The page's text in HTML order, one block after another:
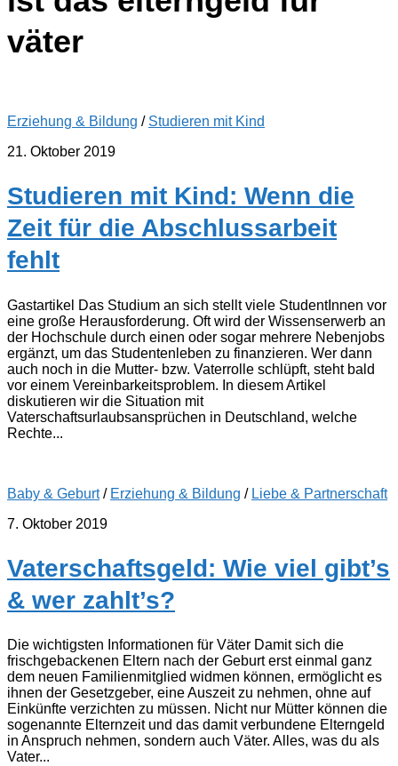
väter
Erziehung & Bildung / Studieren mit Kind
21. Oktober 2019
Studieren mit Kind: Wenn die
Zeit für die Abschlussarbeit
fehlt
Gastartikel Das Studium an sich stellt viele StudentInnen vor
eine große Herausforderung. Oft wird der Wissenserwerb an
der Hochschule durch einen oder sogar mehrere Nebenjobs
ergänzt, um das Studentenleben zu finanzieren. Wer dann
auch noch in die Mutter- bzw. Vaterrolle schlüpft, steht bald
vor einem Vereinbarkeitsproblem. In diesem Artikel
diskutieren wir die Situation mit
Vaterschaftsurlaubsansprüchen in Deutschland, welche
Rechte...
Baby & Geburt/ Erziehung & Bildung / Liebe & Partnerschaft
7. Oktober 2019
Vaterschaftsgeld: Wie viel gibt’s
& wer zahlt’s?
Die wichtigsten Informationen für Väter Damit sich die
frischgebackenen Eltern nach der Geburt erst einmal ganz
dem neuen Familienmitglied widmen können, ermöglicht es
ihnen der Gesetzgeber, eine Auszeit zu nehmen, ohne auf
Einkünfte verzichten zu müssen. Nicht nur Mütter können die
sogenannte Elternzeit und das damit verbundene Elterngeld
in Anspruch nehmen, sondern auch Väter. Alles, was du als
Vater...